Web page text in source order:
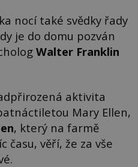
nocí také svědky řady
je do domu pozván
Walter Franklin
aktivita
Mary Ellen,
, který na farmě
času, věří, že za vše